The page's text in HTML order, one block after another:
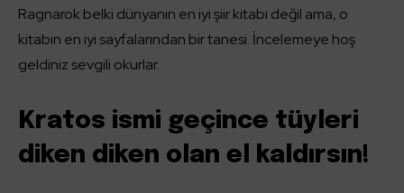
Ragnarok belki dünyanın en iyi şiir kitabı değil ama, o
kitabın en iyi sayfalarından bir tanesi. İncelemeye hoş
geldiniz sevgili okurlar.
Kratos ismi geçince tüyleri
diken diken olan el kaldırsın!